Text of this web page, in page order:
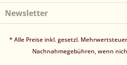
Newsletter
* Alle Preise inkl. gesetzl.
Nachnahmegebühren, wenn